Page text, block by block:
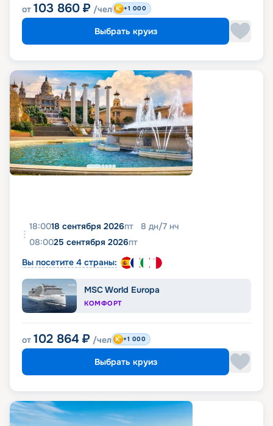
от 103 860 ₽ /чел +1 000
Выбрать круиз
18:0018 сентября 2026пт 8 дн/7 нч
08:0025 сентября 2026пт
Вы посетите 4 страны:
MSC World Europa
КОМФОРТ
от 102 864 ₽ /чел +1 000
Выбрать круиз